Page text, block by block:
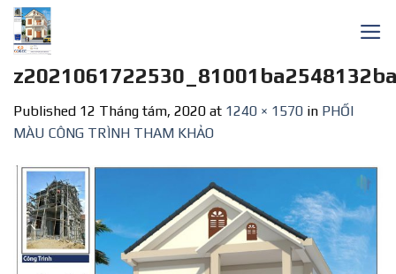
Skip
content
Published 12 Tháng tám, 2020 at 1240 × 1570 in PHỐI
MÀU CÔNG TRÌNH THAM KHẢO